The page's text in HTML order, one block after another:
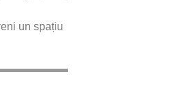
un spațiu